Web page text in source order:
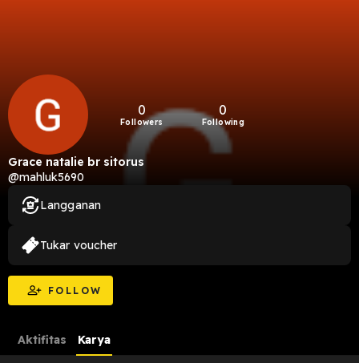
0
Followers
0
Following
Grace natalie br sitorus
@mahluk5690
FOLLOW
Langganan
Tukar voucher
Aktifitas Karya